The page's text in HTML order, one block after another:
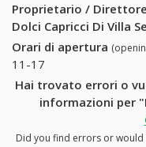
Proprietario /
Dolci Capricci Di Villa
Orari di apertura
11-17
Hai trovato errori o
informazioni per
Did you find errors or